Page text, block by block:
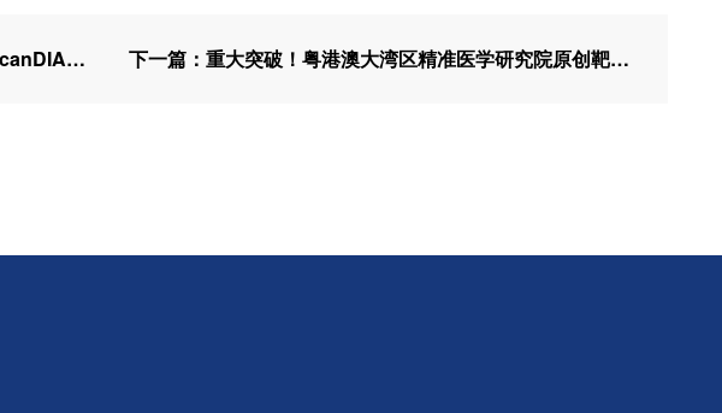
上一篇：我院谢一轩等团队研究开发了糖组学GlycanDIA新方法 下一篇：重大突破！粤港澳大湾区精准医学研究院原创靶向蛋白降解技术ERADEC登上《Cell》 相关专利已成功转化！